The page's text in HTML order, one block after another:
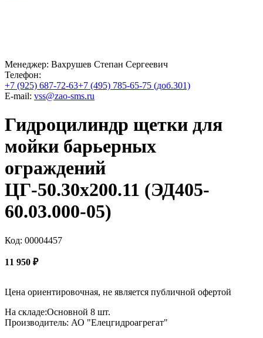
Менеджер: Вахрушев Степан Сергеевич
Телефон:
+7 (925) 687-72-63+7 (495) 785-65-75 (доб.301)
E-mail: vss@zao-sms.ru
Гидроцилиндр щетки для
мойки барьерных
ограждений
ЦГ-50.30х200.11 (ЭД405-
60.03.000-05)
Код: 00004457
11 950 ₽
Цена ориентировочная, не является публичной офертой
На складе:Основной 8 шт.
Производитель: АО "Елецгидроагрегат"